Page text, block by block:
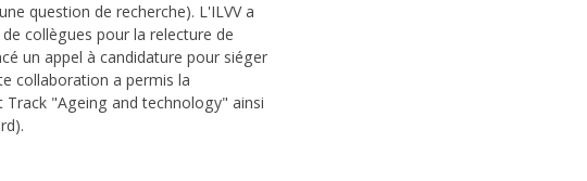
question de recherche). L'ILVV a
collègues pour la relecture de
un appel à candidature pour siéger
collaboration a permis la
"Ageing and technology" ainsi